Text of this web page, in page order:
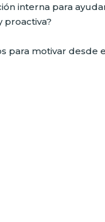
interna para
proactiva?
para motivar desde